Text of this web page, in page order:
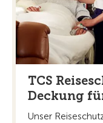
TCS
Deckung
Unser